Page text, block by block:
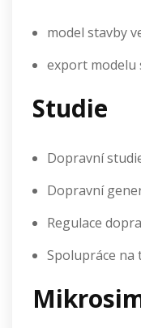
model stavby
export modelu
Studie
Dopravní
Dopravní
Regulace
Spolupráce na